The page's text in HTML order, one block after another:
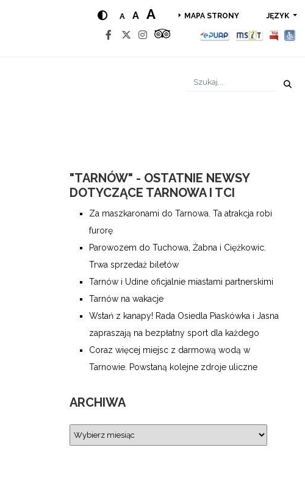
A A A MAPA STRONY JĘZYK
"TARNÓW" - OSTATNIE NEWSY
DOTYCZĄCE TARNOWA I TCI
Za maszkaronami do Tarnowa. Ta atrakcja robi
furorę
Parowozem do Tuchowa, Żabna i Ciężkowic.
Trwa sprzedaż biletów
Tarnów i Udine oficjalnie miastami partnerskimi
Tarnów na wakacje
Wstań z kanapy! Rada Osiedla Piaskówka i Jasna
zapraszają na bezpłatny sport dla każdego
Coraz więcej miejsc z darmową wodą w
Tarnowie. Powstaną kolejne zdroje uliczne
ARCHIWA